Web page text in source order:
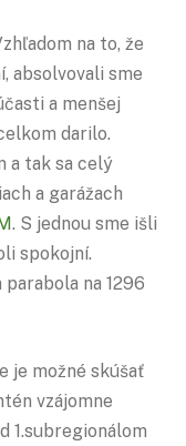
na to, že
absolvovali sme
a menšej
darilo.
a tak sa celý
a garážach
. S jednou sme išli
spokojní.
parabola na 1296
je možné skúšať
vzájomne
1.subregionálom